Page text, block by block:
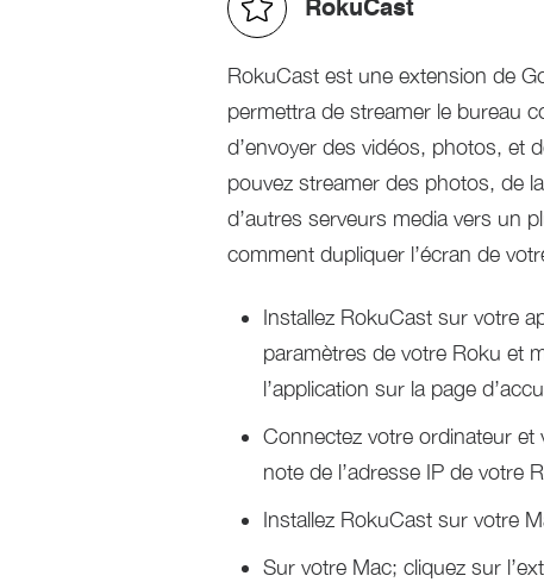
RokuCast
RokuCast est une extension de
permettra de streamer le bureau
d’envoyer des vidéos, photos, et
pouvez streamer des photos, de
d’autres serveurs media vers un
comment dupliquer l’écran de
Installez RokuCast sur votre
paramètres de votre Roku et
l’application sur la page
Connectez votre ordinateur et
note de l’adresse IP de votre
Installez RokuCast sur votre
Sur votre Mac; cliquez sur